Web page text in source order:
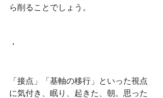
ら削ることでしょう。
・
「接点」「基軸の移行」といった視点
に気付き、眠り、起きた、朝。思った